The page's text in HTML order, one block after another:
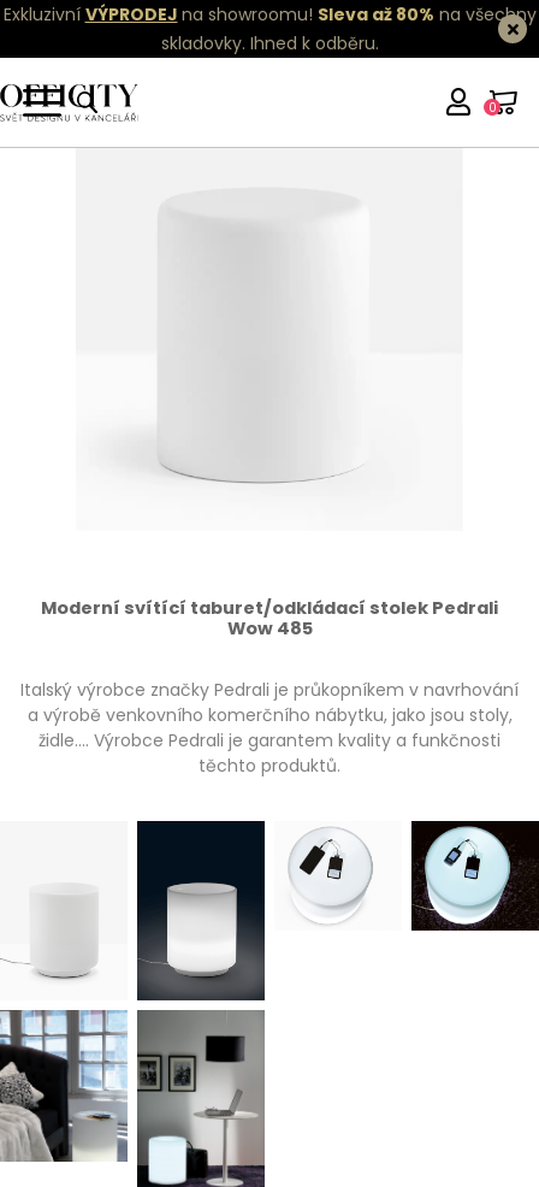
Exkluzivní VÝPRODEJ na showroomu! Sleva až 80% na všechny
skladovky. Ihned k odběru.
0
Moderní svítící taburet/odkládací stolek Pedrali
Wow 485
Italský výrobce značky Pedrali je průkopníkem v navrhování
a výrobě venkovního komerčního nábytku, jako jsou stoly,
židle…. Výrobce Pedrali je garantem kvality a funkčnosti
těchto produktů.